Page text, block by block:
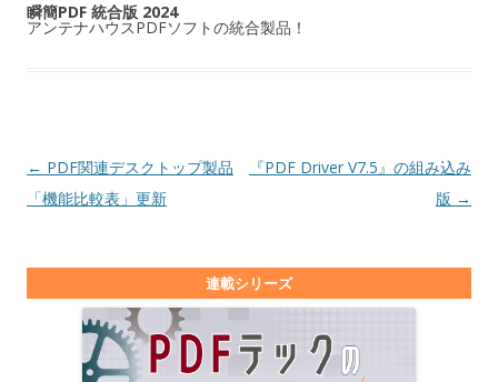
瞬簡PDF 統合版 2024
アンテナハウスPDFソフトの統合製品！
投稿ナビゲーション
← PDF関連デスクトップ製品
「機能比較表」更新
『PDF Driver V7.5』の組み込み
版 →
連載シリーズ